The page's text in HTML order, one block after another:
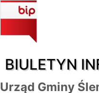
BIULETYN
Urząd Gminy